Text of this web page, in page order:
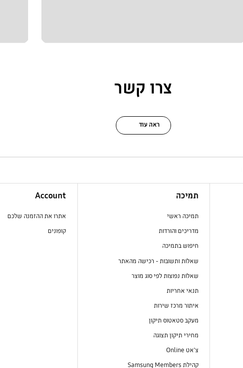
צרו קשר
ראה עוד
תמיכה
תמיכה ראשי
מדריכים והורדות
חיפוש בתמיכה
שאלות ותשובות - רכישה מהאתר
שאלות נפוצות לפי סוג מוצר
תנאי אחריות
איתור מרכז שירות
מעקב סטאטוס תיקון
מחירי תיקון תצוגה
צ'אט Online
קהילת Samsung Members
Account
אתרו את ההזמנה שלכם
קופונים